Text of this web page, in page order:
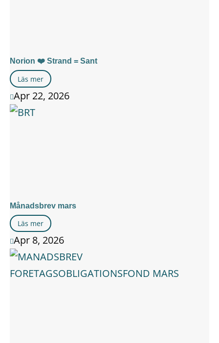
Norion ❤️ Strand = Sant
Läs mer
Apr 22, 2026
Månadsbrev mars
Läs mer
Apr 8, 2026